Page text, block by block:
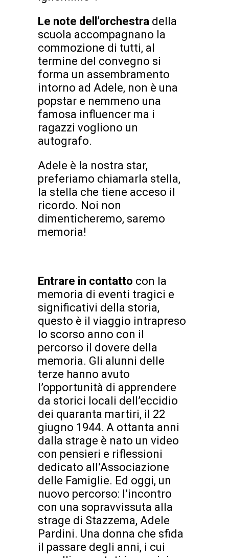
Le note dell’orchestra della
scuola accompagnano la
commozione di tutti, al
termine del convegno si
forma un assembramento
intorno ad Adele, non è una
popstar e nemmeno una
famosa influencer ma i
ragazzi vogliono un
autografo.
Adele è la nostra star,
preferiamo chiamarla stella,
la stella che tiene acceso il
ricordo. Noi non
dimenticheremo, saremo
memoria!
Entrare in contatto con la
memoria di eventi tragici e
significativi della storia,
questo è il viaggio intrapreso
lo scorso anno con il
percorso il dovere della
memoria. Gli alunni delle
terze hanno avuto
l’opportunità di apprendere
da storici locali dell’eccidio
dei quaranta martiri, il 22
giugno 1944. A ottanta anni
dalla strage è nato un video
con pensieri e riflessioni
dedicato all’Associazione
delle Famiglie. Ed oggi, un
nuovo percorso: l’incontro
con una sopravvissuta alla
strage di Stazzema, Adele
Pardini. Una donna che sfida
il passare degli anni, i cui